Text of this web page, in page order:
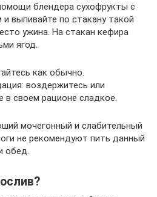
блендера сухофрукты с
выпивайте по стакану такой
ужина. На стакан кефира
ягод.
как обычно.
воздержитесь или
в своем рационе сладкое.
мочегонный и слабительный
не рекомендуют пить данный
обед.